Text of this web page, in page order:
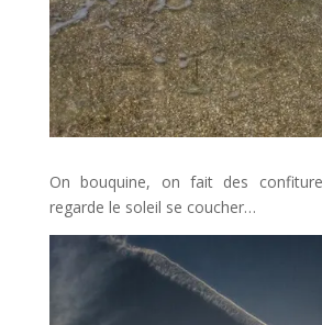
On bouquine, on fait des
regarde le soleil se coucher…